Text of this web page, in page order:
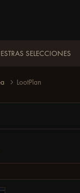
SELECCIONES
LootPlan